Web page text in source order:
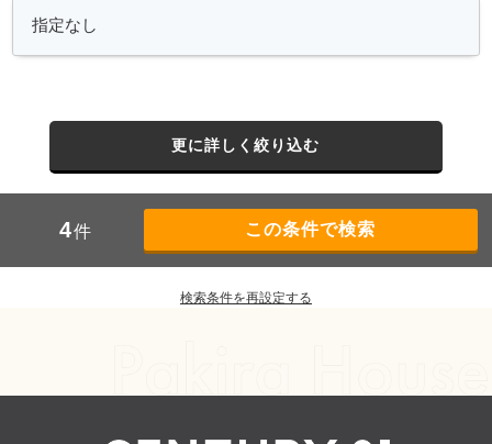
更に詳しく絞り込む
4件
検索条件を再設定する